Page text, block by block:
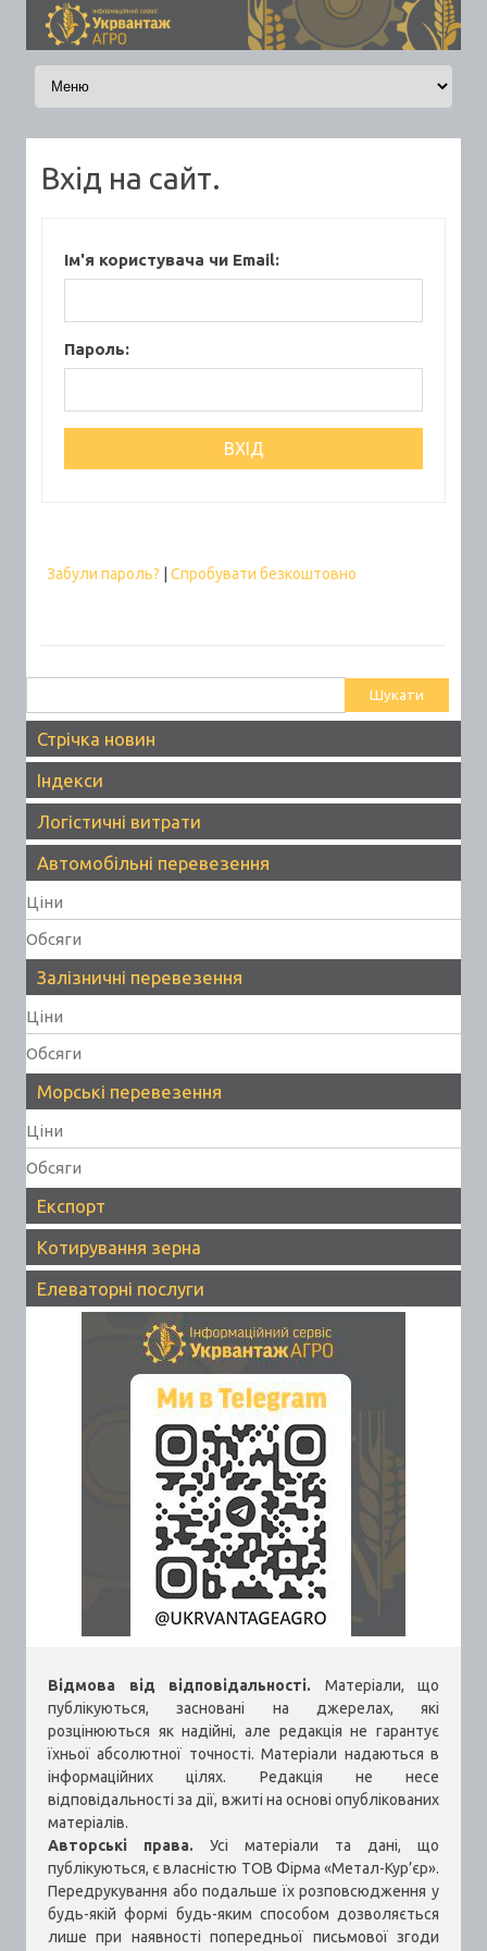
Skip to content
Вхід на сайт.
Ім'я користувача чи Email:
Пароль:
Забули пароль? Спробувати безкоштовно
Стрічка новин
Індекси
Логістичні витрати
Автомобільні перевезення
Ціни
Обсяги
Залізничні перевезення
Ціни
Обсяги
Морські перевезення
Ціни
Обсяги
Експорт
Котирування зерна
Елеваторні послуги
Відмова від відповідальності. Матеріали, що
публікуються, засновані на джерелах, які
розцінюються як надійні, але редакція не гарантує
їхньої абсолютної точності. Матеріали надаються в
інформаційних цілях. Редакція не несе
відповідальності за дії, вжиті на основі опублікованих
матеріалів.
Авторські права. Усі матеріали та дані, що
публікуються, є власністю ТОВ Фірма «Метал-Кур’єр».
Передрукування або подальше їх розповсюдження у
будь-якій формі будь-яким способом дозволяється
лише при наявності попередньої письмової згоди